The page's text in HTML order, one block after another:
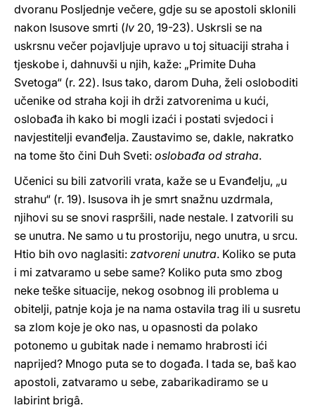
dvoranu Posljednje večere, gdje su se apostoli sklonili
nakon Isusove smrti (Iv 20, 19-23). Uskrsli se na
uskrsnu večer pojavljuje upravo u toj situaciji straha i
tjeskobe i, dahnuvši u njih, kaže: „Primite Duha
Svetoga“ (r. 22). Isus tako, darom Duha, želi osloboditi
učenike od straha koji ih drži zatvorenima u kući,
oslobađa ih kako bi mogli izaći i postati svjedoci i
navjestitelji evanđelja. Zaustavimo se, dakle, nakratko
na tome što čini Duh Sveti: oslobađa od straha.
Učenici su bili zatvorili vrata, kaže se u Evanđelju, „u
strahu“ (r. 19). Isusova ih je smrt snažnu uzdrmala,
njihovi su se snovi raspršili, nade nestale. I zatvorili su
se unutra. Ne samo u tu prostoriju, nego unutra, u srcu.
Htio bih ovo naglasiti: zatvoreni unutra. Koliko se puta
i mi zatvaramo u sebe same? Koliko puta smo zbog
neke teške situacije, nekog osobnog ili problema u
obitelji, patnje koja je na nama ostavila trag ili u susretu
sa zlom koje je oko nas, u opasnosti da polako
potonemo u gubitak nade i nemamo hrabrosti ići
naprijed? Mnogo puta se to događa. I tada se, baš kao
apostoli, zatvaramo u sebe, zabarikadiramo se u
labirint brigâ.